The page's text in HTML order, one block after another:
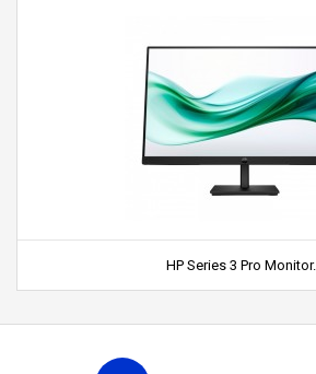
HP Series 3 Pro Monitor...